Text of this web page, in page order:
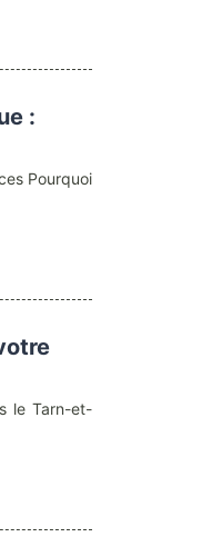
:
Pourquoi
le Tarn-et-